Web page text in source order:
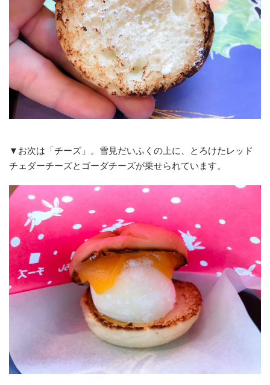
▼お次は「チーズ」。雪見だいふくの上に、とろけたレッド
チェダーチーズとゴーダチーズが乗せられています。